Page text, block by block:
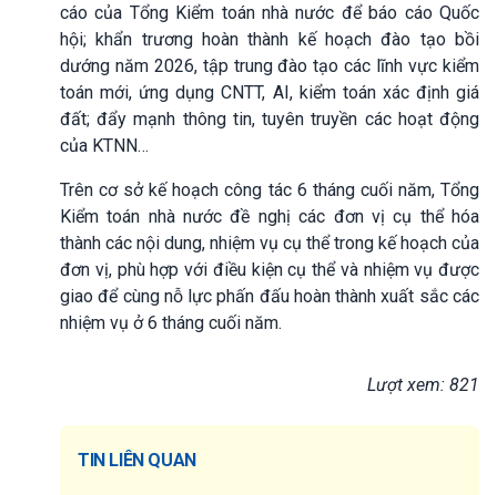
cáo của Tổng Kiểm toán nhà nước để báo cáo Quốc
hội; khẩn trương hoàn thành kế hoạch đào tạo bồi
dướng năm 2026, tập trung đào tạo các lĩnh vực kiểm
toán mới, ứng dụng CNTT, AI, kiểm toán xác định giá
đất; đẩy mạnh thông tin, tuyên truyền các hoạt động
của KTNN…
Trên cơ sở kế hoạch công tác 6 tháng cuối năm, Tổng
Kiểm toán nhà nước đề nghị các đơn vị cụ thể hóa
thành các nội dung, nhiệm vụ cụ thể trong kế hoạch của
đơn vị, phù hợp với điều kiện cụ thể và nhiệm vụ được
giao để cùng nỗ lực phấn đấu hoàn thành xuất sắc các
nhiệm vụ ở 6 tháng cuối năm.
Lượt xem: 821
TIN LIÊN QUAN